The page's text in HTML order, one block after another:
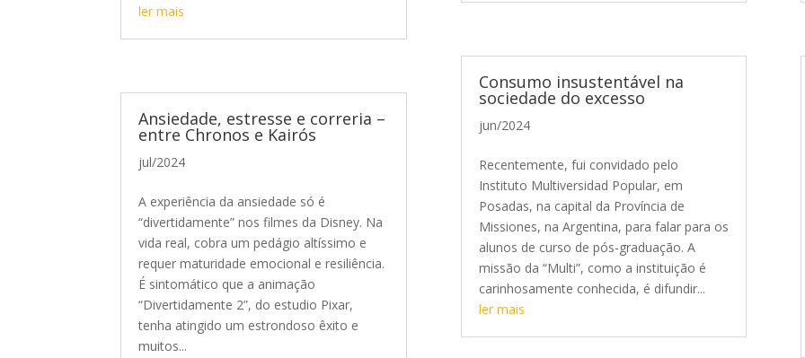
ler mais
Ansiedade, estresse e correria –
entre Chronos e Kairós
jul/2024
A experiência da ansiedade só é
“divertidamente” nos filmes da Disney. Na
vida real, cobra um pedágio altíssimo e
requer maturidade emocional e resiliência.
É sintomático que a animação
“Divertidamente 2”, do estudio Pixar,
tenha atingido um estrondoso êxito e
muitos...
Consumo insustentável na
sociedade do excesso
jun/2024
Recentemente, fui convidado pelo
Instituto Multiversidad Popular, em
Posadas, na capital da Província de
Missiones, na Argentina, para falar para os
alunos de curso de pós-graduação. A
missão da “Multi”, como a instituição é
carinhosamente conhecida, é difundir...
ler mais